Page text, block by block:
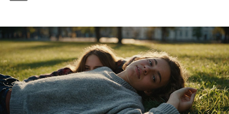
Blöße
führt